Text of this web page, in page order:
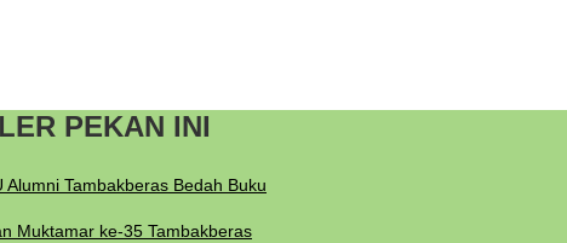
PEKAN INI
Tambakberas Bedah Buku
Muktamar ke-35 Tambakberas